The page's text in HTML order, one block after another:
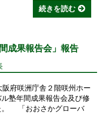
続きを読む
成果報告会」報告
府咲洲庁舎２階咲州ホー
塾年間成果報告会及び修
。 「おおさかグローバ